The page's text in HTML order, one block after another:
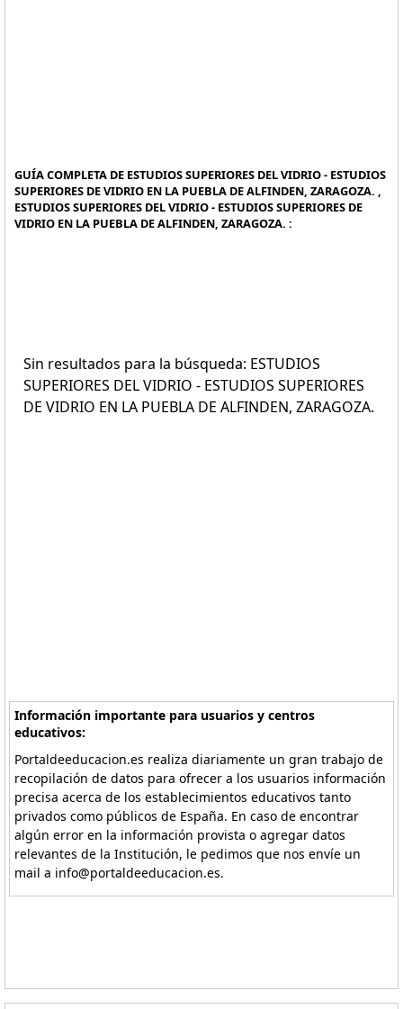
GUÍA COMPLETA DE ESTUDIOS SUPERIORES DEL VIDRIO - ESTUDIOS
SUPERIORES DE VIDRIO EN LA PUEBLA DE ALFINDEN, ZARAGOZA. ,
ESTUDIOS SUPERIORES DEL VIDRIO - ESTUDIOS SUPERIORES DE
VIDRIO EN LA PUEBLA DE ALFINDEN, ZARAGOZA. :
Sin resultados para la búsqueda: ESTUDIOS
SUPERIORES DEL VIDRIO - ESTUDIOS SUPERIORES
DE VIDRIO EN LA PUEBLA DE ALFINDEN, ZARAGOZA.
Información importante para usuarios y centros
educativos:
Portaldeeducacion.es realiza diariamente un gran trabajo de
recopilación de datos para ofrecer a los usuarios información
precisa acerca de los establecimientos educativos tanto
privados como públicos de España. En caso de encontrar
algún error en la información provista o agregar datos
relevantes de la Institución, le pedimos que nos envíe un
mail a info@portaldeeducacion.es.